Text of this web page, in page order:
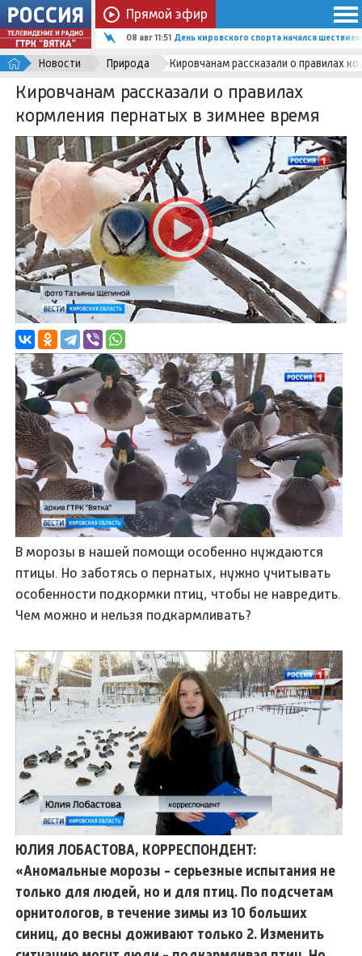
Прямой эфир
08 авг 11:51 День кировского спорта начался шествием
Новости Природа Кировчанам рассказали о правилах
Кировчанам рассказали о правилах
кормления пернатых в зимнее время
В морозы в нашей помощи особенно нуждаются
птицы. Но заботясь о пернатых, нужно учитывать
особенности подкормки птиц, чтобы не навредить.
Чем можно и нельзя подкармливать?
ЮЛИЯ ЛОБАСТОВА, КОРРЕСПОНДЕНТ:
«Аномальные морозы - серьезные испытания не
только для людей, но и для птиц. По подсчетам
орнитологов, в течение зимы из 10 больших
синиц, до весны доживают только 2. Изменить